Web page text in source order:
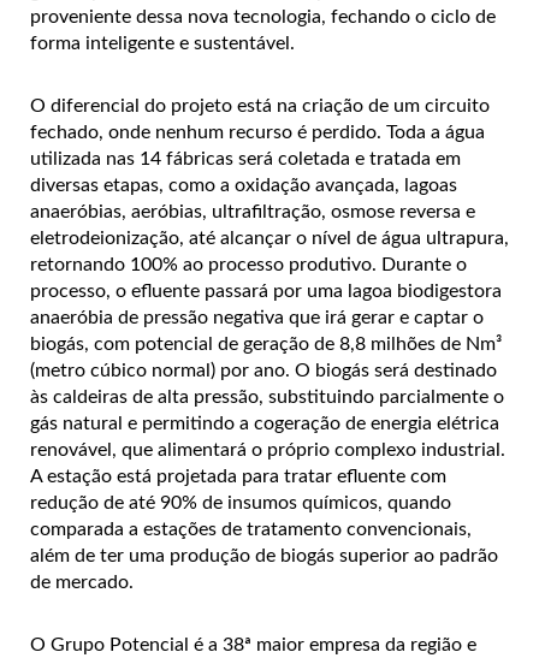
proveniente dessa nova tecnologia, fechando o ciclo de
forma inteligente e sustentável.
O diferencial do projeto está na criação de um circuito
fechado, onde nenhum recurso é perdido. Toda a água
utilizada nas 14 fábricas será coletada e tratada em
diversas etapas, como a oxidação avançada, lagoas
anaeróbias, aeróbias, ultrafiltração, osmose reversa e
eletrodeionização, até alcançar o nível de água ultrapura,
retornando 100% ao processo produtivo. Durante o
processo, o efluente passará por uma lagoa biodigestora
anaeróbia de pressão negativa que irá gerar e captar o
biogás, com potencial de geração de 8,8 milhões de Nm³
(metro cúbico normal) por ano. O biogás será destinado
às caldeiras de alta pressão, substituindo parcialmente o
gás natural e permitindo a cogeração de energia elétrica
renovável, que alimentará o próprio complexo industrial.
A estação está projetada para tratar efluente com
redução de até 90% de insumos químicos, quando
comparada a estações de tratamento convencionais,
além de ter uma produção de biogás superior ao padrão
de mercado.
O Grupo Potencial é a 38ª maior empresa da região e